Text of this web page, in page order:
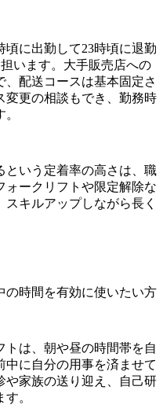
頃に出勤して23時頃に退勤
います。大手販売店への
配送コースは基本固定さ
変更の相談もでき、勤務時
という定着率の高さは、職
ォークリフトや限定解除な
キルアップしながら長く
時間を有効に使いたい方
トは、朝や昼の時間帯を自
中に自分の用事を済ませて
や家族の送り迎え、自己研
。